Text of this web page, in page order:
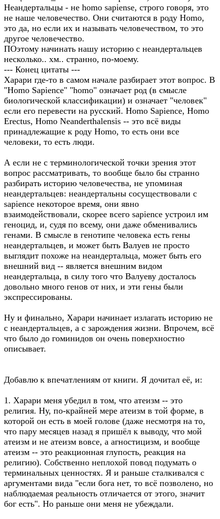
Неандертальцы - не homo sapiense, строго говоря, это
не наше человечество. Они считаются в роду Homo,
это да, но если их и называть человечеством, то это
другое человечество.
ПОэтому начинать нашу историю с неандертальцев
несколько.. хм.. странно, по-моему.
--- Конец цитаты ---
Харари где-то в самом начале разбирает этот вопрос. В
"Homo Sapience" "homo" означает род (в смысле
биологической классификации) и означает "человек"
если его перевести на русский. Homo Sapience, Homo
Erectus, Homo Neanderthalensis -- это всё виды
принадлежащие к роду Homo, то есть они все
человеки, то есть люди.
А если не с терминологической точки зрения этот
вопрос рассматривать, то вообще было бы странно
разбирать историю человечества, не упоминая
неандертальцев: неандертальны сосуществовали с
sapience некоторое время, они явно
взаимодействовали, скорее всего sapience устроил им
геноцид, и, судя по всему, они даже обменивались
генами. В смысле в генотипе человека есть гены
неандертальцев, и может быть Валуев не просто
выглядит похоже на неандертальца, может быть его
внешний вид -- является внешним видом
неандертальца, в силу того что Валуеву досталось
довольно много генов от них, и эти гены были
экспрессированы.
Ну и финально, Харари начинает излагать историю не
с неандертальцев, а с зарождения жизни. Впрочем, всё
что было до гоминидов он очень поверхностно
описывает.
Добавлю к впечатлениям от книги. Я дочитал её, и:
1. Харари меня убедил в том, что атеизм -- это
религия. Ну, по-крайней мере атеизм в той форме, в
которой он есть в моей голове (даже несмотря на то,
что пару месяцев назад я пришёл к выводу, что мой
атеизм и не атеизм вовсе, а агностицизм, и вообще
атеизм -- это реакционная глупость, реакция на
религию). Собственно неплохой повод подумать о
терминальных ценностях. Я и раньше сталкивался с
аргументами вида "если бога нет, то всё позволено, но
наблюдаемая реальность отличается от этого, значит
бог есть". Но раньше они меня не убеждали.